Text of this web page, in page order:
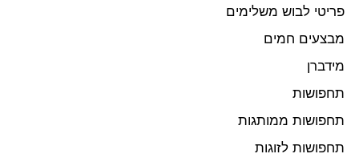
פריטי לבוש משלימים
מבצעים חמים
מידברן
תחפושות
תחפושות ממותגות
תחפושות לזוגות